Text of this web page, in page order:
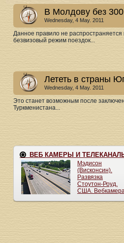
В Молдову без 300
Wednesday, 4 May. 2011
Данное правило не
безвизовый режим поездок...
Лететь в страны
Wednesday, 4 May. 2011
Это станет возможным после
Туркменистана...